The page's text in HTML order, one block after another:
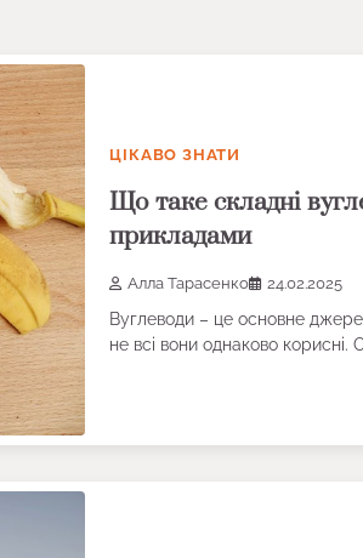
ЦІКАВО ЗНАТИ
Що таке складні
прикладами
Алла Тарасенко 24.02.2025
Вуглеводи – це основне
не всі вони однаково корисні.